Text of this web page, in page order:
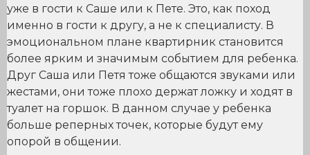
уже в гости к Саше или к Пете. Это, как поход
именно в гости к другу, а не к специалисту. В
эмоциональном плане квартирник становится
более ярким и значимым событием для ребенка.
Друг Саша или Петя тоже общаются звуками или
жестами, они тоже плохо держат ложку и ходят в
туалет на горшок. В данном случае у ребенка
больше реперных точек, которые будут ему
опорой в общении.